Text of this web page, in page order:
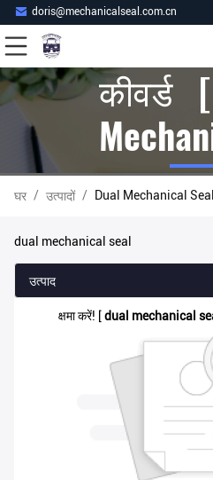
doris@mechanicalseal.com.cn
कीवर्ड
Seal ]
उत्पादों
घर / उत्पादों / Dual Mechanical Seal
dual mechanical seal
उत्पाद
क्षमा करें! [dual mechanical